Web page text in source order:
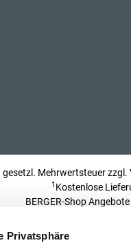
Privatsphäre
gesetzl. Mehrwertsteuer zzgl.
1 Kostenlose
BERGER-Shop